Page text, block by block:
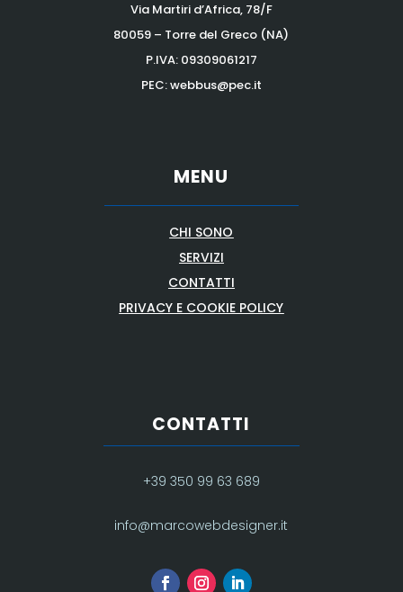
Via Martiri d’Africa, 78/F
80059 – Torre del Greco (NA)
P.IVA: 09309061217
PEC: webbus@pec.it
MENU
CHI SONO
SERVIZI
CONTATTI
PRIVACY E COOKIE POLICY
CONTATTI
+39 350 99 63 689
info@marcowebdesigner.it